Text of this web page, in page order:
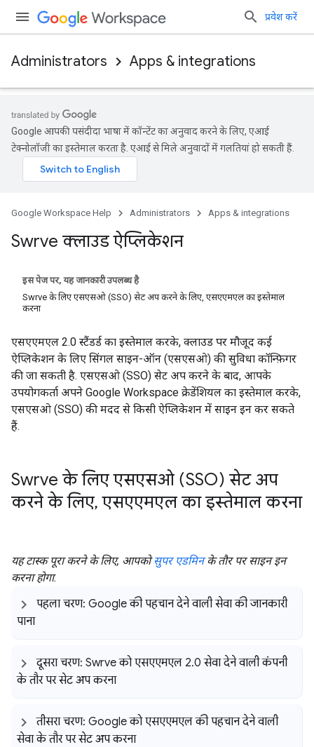
प्रवेश करें
Administrators Apps & integrations
Google आपकी पसंदीदा भाषा में कॉन्टेंट का अनुवाद करने के लिए, एआई
टेक्नोलॉजी का इस्तेमाल करता है. एआई से मिले अनुवादों में गलतियां हो सकती हैं.
Google Workspace Help Administrators Apps & integrations
Swrve क्लाउड ऐप्लिकेशन
इस पेज पर, यह जानकारी उपलब्ध है
Swrve के लिए एसएसओ (SSO) सेट अप करने के लिए, एसएएमएल का इस्तेमाल
करना
एसएएमएल 2.0 स्टैंडर्ड का इस्तेमाल करके, क्लाउड पर मौजूद कई
ऐप्लिकेशन के लिए सिंगल साइन-ऑन (एसएसओ) की सुविधा कॉन्फ़िगर
की जा सकती है. एसएसओ (SSO) सेट अप करने के बाद, आपके
उपयोगकर्ता अपने Google Workspace क्रेडेंशियल का इस्तेमाल करके,
एसएसओ (SSO) की मदद से किसी ऐप्लिकेशन में साइन इन कर सकते
हैं.
Swrve के लिए एसएसओ (SSO) सेट अप
करने के लिए, एसएएमएल का इस्तेमाल करना
यह टास्क पूरा करने के लिए, आपकोसुपर एडमिनके तौर पर साइन इन
करना होगा.
पहला चरण: Google की पहचान देने वाली सेवा की जानकारी
पाना
दूसरा चरण: Swrve को एसएएमएल 2.0 सेवा देने वाली कंपनी
के तौर पर सेट अप करना
तीसरा चरण: Google को एसएएमएल की पहचान देने वाली
सेवा के तौर पर सेट अप करना